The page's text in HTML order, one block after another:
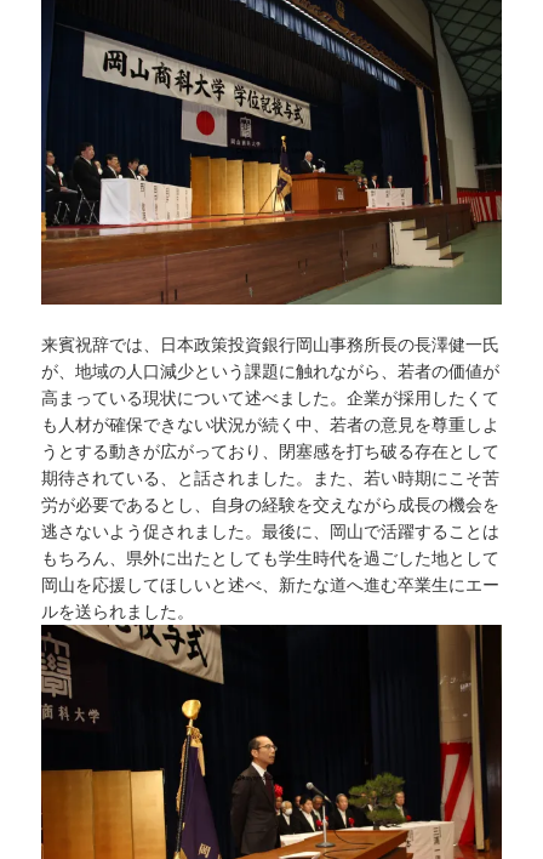
来賓祝辞では、日本政策投資銀行岡山事務所長の長澤健一氏
が、地域の人口減少という課題に触れながら、若者の価値が
高まっている現状について述べました。企業が採用したくて
も人材が確保できない状況が続く中、若者の意見を尊重しよ
うとする動きが広がっており、閉塞感を打ち破る存在として
期待されている、と話されました。また、若い時期にこそ苦
労が必要であるとし、自身の経験を交えながら成長の機会を
逃さないよう促されました。最後に、岡山で活躍することは
もちろん、県外に出たとしても学生時代を過ごした地として
岡山を応援してほしいと述べ、新たな道へ進む卒業生にエー
ルを送られました。